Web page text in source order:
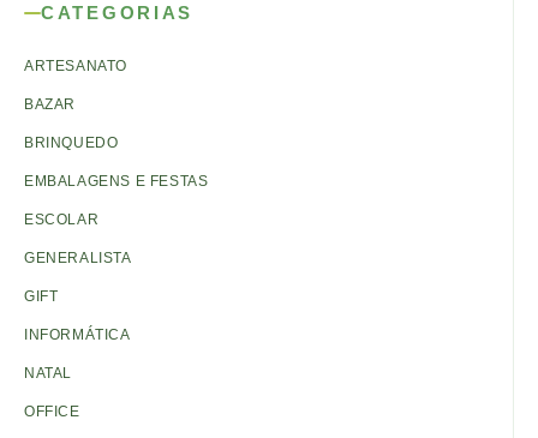
CATEGORIAS
ARTESANATO
BAZAR
BRINQUEDO
EMBALAGENS E FESTAS
ESCOLAR
GENERALISTA
GIFT
INFORMÁTICA
NATAL
OFFICE